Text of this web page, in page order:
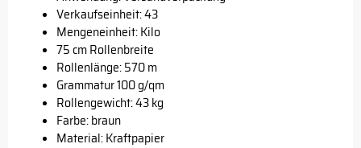
Verkaufseinheit: 43
Mengeneinheit: Kilo
75 cm Rollenbreite
Rollenlänge: 570 m
Grammatur 100 g/qm
Rollengewicht: 43 kg
Farbe: braun
Material: Kraftpapier